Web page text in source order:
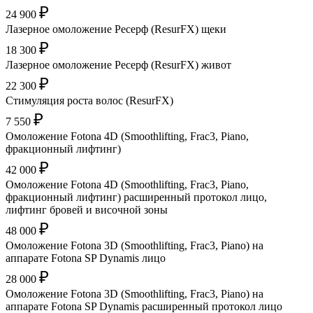
24 900 ₽
Лазерное омоложение Ресерф (ResurFX) щеки
18 300 ₽
Лазерное омоложение Ресерф (ResurFX) живот
22 300 ₽
Стимуляция роста волос (ResurFX)
7 550 ₽
Омоложение Fotona 4D (Smoothlifting, Frac3, Piano,
фракционный лифтинг)
42 000 ₽
Омоложение Fotona 4D (Smoothlifting, Frac3, Piano,
фракционный лифтинг) расширенный протокол лицо,
лифтинг бровей и височной зоны
48 000 ₽
Омоложение Fotona 3D (Smoothlifting, Frac3, Piano) на
аппарате Fotona SP Dynamis лицо
28 000 ₽
Омоложение Fotona 3D (Smoothlifting, Frac3, Piano) на
аппарате Fotona SP Dynamis расширенный протокол лицо